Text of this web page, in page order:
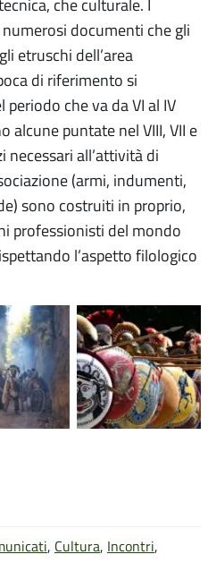
documenti che gli
etruschi dell’area
di riferimento si
che va da VI al IV
alcune puntate nel VIII, VII e
necessari all’attività di
(armi, indumenti,
sono costruiti in proprio,
professionisti del mondo
l’aspetto filologico
, Cultura, Incontri,